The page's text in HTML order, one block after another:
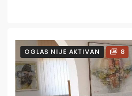
OGLAS NIJE AKTIVAN 8